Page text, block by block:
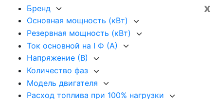
x
Бренд
Основная мощность (кВт)
Резервная мощность (кВт)
Ток основной на I Ф (А)
Напряжение (В)
Количество фаз
Модель двигателя
Расход топлива при 100% нагрузки